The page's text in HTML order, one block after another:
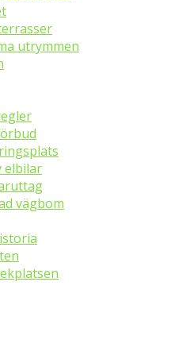
utrymmen
elbilar
vägbom